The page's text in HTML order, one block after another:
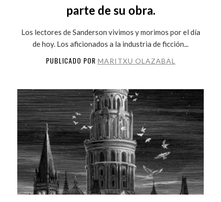
parte de su obra.
Los lectores de Sanderson vivimos y morimos por el día
de hoy. Los aficionados a la industria de ficción...
PUBLICADO POR MARITXU OLAZABAL